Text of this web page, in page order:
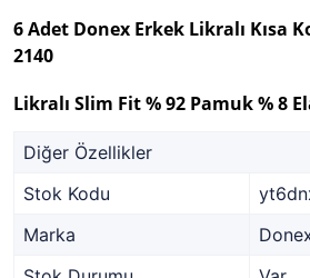
6 Adet Donex Erkek Likralı Kısa
2140
Likralı Slim Fit % 92 Pamuk % 8
Diğer Özellikler
Stok Kodu
Marka